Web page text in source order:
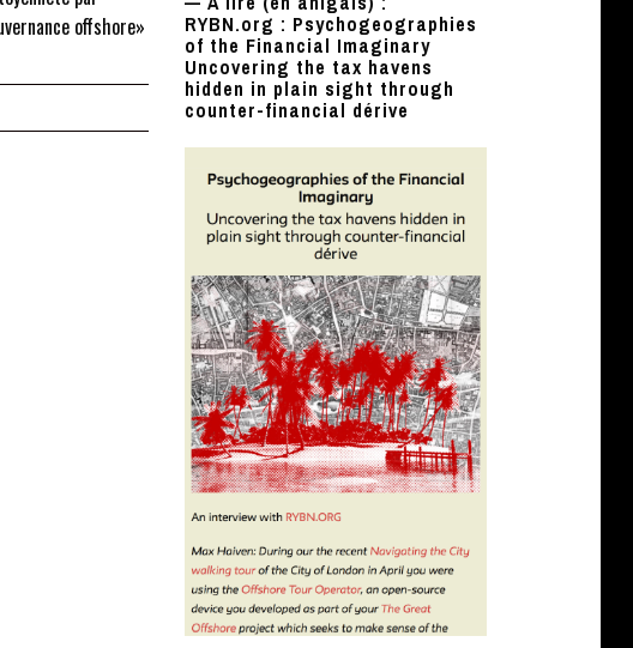
offshore»
RYBN.org : Psychogeographies
of the Financial Imaginary
Uncovering the tax havens
hidden in plain sight through
counter-financial dérive